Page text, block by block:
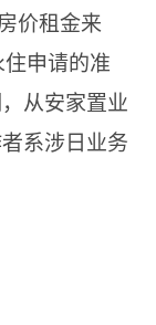
价租金来
申请的准
从安家置业
者系涉日业务